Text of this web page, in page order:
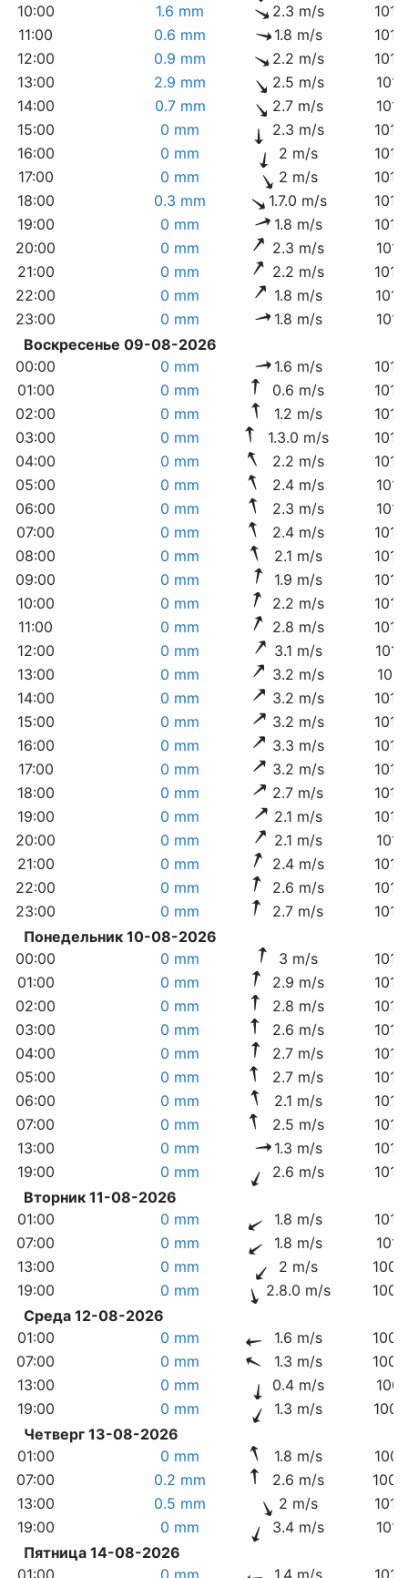
10:00
1.6 mm 2.3 m/s
11:00
0.6 mm 1.8 m/s
12:00
0.9 mm 2.2 m/s
13:00
2.9 mm 2.5 m/s
14:00
0.7 mm 2.7 m/s
15:00
0 mm 2.3 m/s
16:00
0 mm 2 m/s
17:00
0 mm 2 m/s
18:00
0.3 mm 1.7.0 m/s
19:00
0 mm 1.8 m/s
20:00
0 mm 2.3 m/s
21:00
0 mm 2.2 m/s
22:00
0 mm 1.8 m/s
23:00
0 mm 1.8 m/s
Воскресенье 09-08-2026
00:00
0 mm 1.6 m/s
01:00
0 mm 0.6 m/s
02:00
0 mm 1.2 m/s
03:00
0 mm 1.3.0 m/s
04:00
0 mm 2.2 m/s
05:00
0 mm 2.4 m/s
06:00
0 mm 2.3 m/s
07:00
0 mm 2.4 m/s
08:00
0 mm 2.1 m/s
09:00
0 mm 1.9 m/s
10:00
0 mm 2.2 m/s
11:00
0 mm 2.8 m/s
12:00
0 mm 3.1 m/s
13:00
0 mm 3.2 m/s
14:00
0 mm 3.2 m/s
15:00
0 mm 3.2 m/s
16:00
0 mm 3.3 m/s
17:00
0 mm 3.2 m/s
18:00
0 mm 2.7 m/s
19:00
0 mm 2.1 m/s
20:00
0 mm 2.1 m/s
21:00
0 mm 2.4 m/s
22:00
0 mm 2.6 m/s
23:00
0 mm 2.7 m/s
Понедельник 10-08-2026
00:00
0 mm 3 m/s
01:00
0 mm 2.9 m/s
02:00
0 mm 2.8 m/s
03:00
0 mm 2.6 m/s
04:00
0 mm 2.7 m/s
05:00
0 mm 2.7 m/s
06:00
0 mm 2.1 m/s
07:00
0 mm 2.5 m/s
13:00
0 mm 1.3 m/s
19:00
0 mm 2.6 m/s
Вторник 11-08-2026
01:00
0 mm 1.8 m/s
07:00
0 mm 1.8 m/s
13:00
0 mm 2 m/s
19:00
0 mm 2.8.0 m/s
Среда 12-08-2026
01:00
0 mm 1.6 m/s
07:00
0 mm 1.3 m/s
13:00
0 mm 0.4 m/s
19:00
0 mm 1.3 m/s
Четверг 13-08-2026
01:00
0 mm 1.8 m/s
07:00
0.2 mm 2.6 m/s
13:00
0.5 mm 2 m/s
19:00
0 mm 3.4 m/s
Пятница 14-08-2026
01:00
0 mm 1.4 m/s